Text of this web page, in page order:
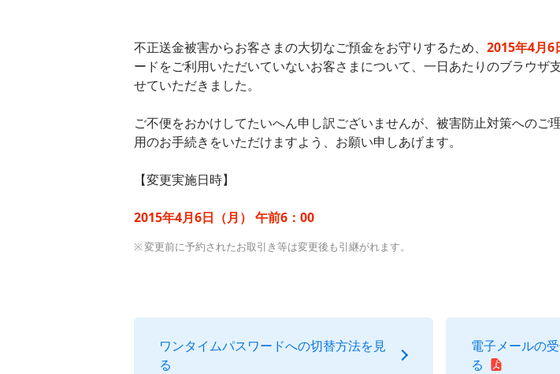
不正送金被害からお客さまの大切なご預金をお守りするため、 2015年4月6
ードをご利用いただいていないお客さまについて、一日あたりのブラウザ
せていただきました。
ご不便をおかけしてたいへん申し訳ございませんが、被害防止対策へのご
用のお手続きをいただけますよう、お願い申しあげます。
【変更実施日時】
2015年4月6日（月） 午前6：00
変更前に予約されたお取引き等は変更後も引継がれます。
ワンタイムパスワードへの切替方法を見
る
電子メールの
る